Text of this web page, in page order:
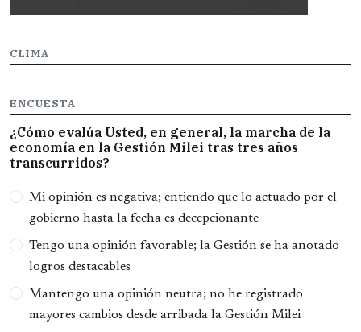
CLIMA
ENCUESTA
¿Cómo evalúa Usted, en general, la marcha de la
economía en la Gestión Milei tras tres años
transcurridos?
Opciones
Mi opinión es negativa; entiendo que lo actuado por el
gobierno hasta la fecha es decepcionante
Tengo una opinión favorable; la Gestión se ha anotado
logros destacables
Mantengo una opinión neutra; no he registrado
mayores cambios desde arribada la Gestión Milei